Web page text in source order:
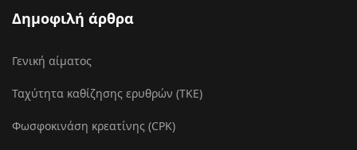
Δημοφιλή άρθρα
Γενική αίματος
Ταχύτητα καθίζησης ερυθρών (ΤΚΕ)
Φωσφοκινάση κρεατίνης (CPK)